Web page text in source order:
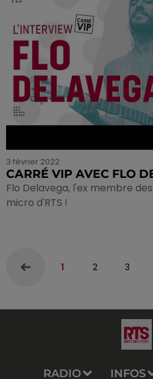
3 février 2022
CARRÉ VIP AVEC FLO
Flo Delavega, l'ex membre
micro d'RTS !
1 2 3
RADIO INFOS